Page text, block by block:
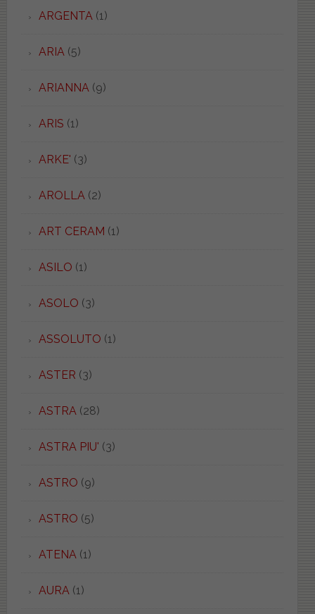
ARGENTA(1)
ARIA(5)
ARIANNA(9)
ARIS (1)
ARKE' (3)
AROLLA(2)
ART CERAM (1)
ASILO (1)
ASOLO (3)
ASSOLUTO (1)
ASTER (3)
ASTRA(28)
ASTRA PIU' (3)
ASTRO (9)
ASTRO (5)
ATENA(1)
AURA(1)